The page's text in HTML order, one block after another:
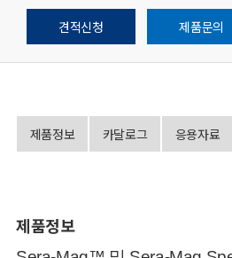
견적신청 제품문의
제품정보 카달로그 응용자료
제품정보